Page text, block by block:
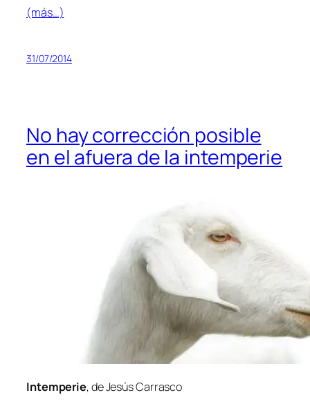
(más…)
31/07/2014
No hay corrección posible
en el afuera de la intemperie
Intemperie, de Jesús Carrasco